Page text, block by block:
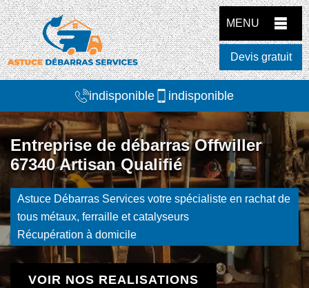
MENU
Devis gratuit
indisponible indisponible
Entreprise de débarras Offwiller
67340 Artisan Qualifié
Astuce Débarras Services votre spécialiste en rachat de
tous métaux, ferraille et catalyseurs
Récupération à domicile
VOIR NOS REALISATIONS